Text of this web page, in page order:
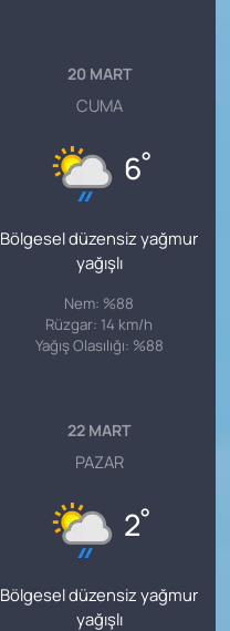
20 MART
CUMA
6°
Bölgesel düzensiz yağmur
yağışlı
Nem: %88
Rüzgar: 14 km/h
Yağış Olasılığı: %88
22 MART
PAZAR
2°
Bölgesel düzensiz yağmur
yağışlı